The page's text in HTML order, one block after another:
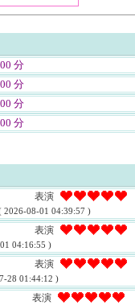
分
分
分
分
表演
2026-08-01 04:39:57 )
表演
04:16:55 )
表演
28 01:44:12 )
表演